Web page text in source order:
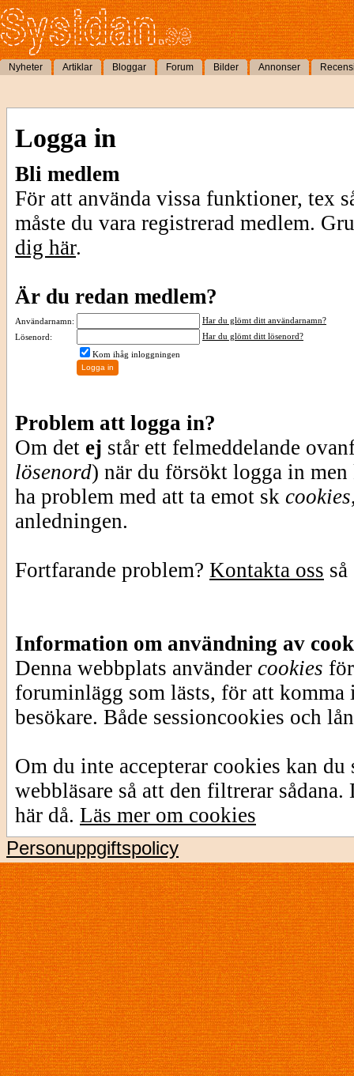
Nyheter Artiklar Bloggar Forum Bilder Annonser
Logga in
Bli medlem
För att använda vissa funktioner, tex
måste du vara registrerad medlem.
dig här.
Är du redan medlem?
Användarnamn:
Har du glömt ditt användarnamn?
Lösenord:
Har du glömt ditt lösenord?
Kom ihåg inloggningen
Problem att logga in?
Om det ej står ett felmeddelande
lösenord) när du försökt logga in
ha problem med att ta emot sk cookies
anledningen.
Fortfarande problem? Kontakta oss
Information om användning av
Denna webbplats använder cookies
foruminlägg som lästs, för att
besökare. Både sessioncookies och
Om du inte accepterar cookies kan
webbläsare så att den filtrerar
här då. Läs mer om cookies
Personuppgiftspolicy